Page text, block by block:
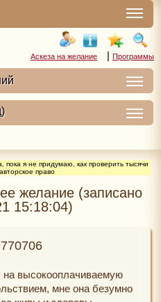
Аскеза на желание | Программы
пока я не придумаю, как проверить тысячи
право
желание (записано
15:18:04)
высокооплачиваемую
мне она безумно